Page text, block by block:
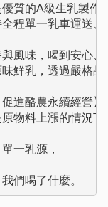
質的A級生乳製作
程單一乳車運送
風味，喝到安心
鮮乳，透過嚴格
進酪農永續經營】
物料上漲的情況
一乳源，
們喝了什麼。